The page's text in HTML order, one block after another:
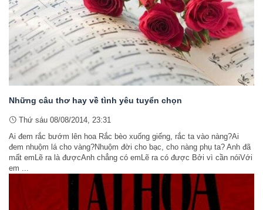
Những câu thơ hay về tình yêu tuyển chọn
Thứ sáu 08/08/2014, 23:31
Ai đem rắc bướm lên hoa Rắc bèo xuống giếng, rắc ta vào nàng?Ai
đem nhuộm lá cho vàng?Nhuộm đời cho bạc, cho nàng phụ ta? Anh đã
mất emLẽ ra là đượcAnh chẳng có emLẽ ra có được Bởi vì cần nóiVới
em ...